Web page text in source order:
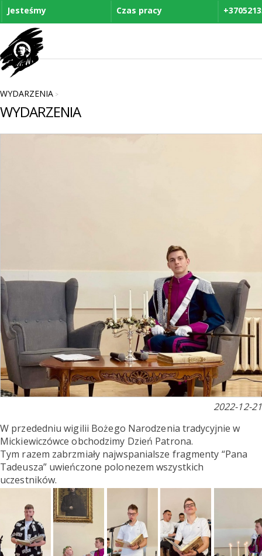
Jesteśmy Czas pracy
WYDARZENIA >
WYDARZENIA
2022-12-21
W przededniu wigilii Bożego Narodzenia tradycyjnie w
Mickiewiczówce obchodzimy Dzień Patrona.
Tym razem zabrzmiały najwspanialsze fragmenty “Pana
Tadeusza” uwieńczone polonezem wszystkich
uczestników.